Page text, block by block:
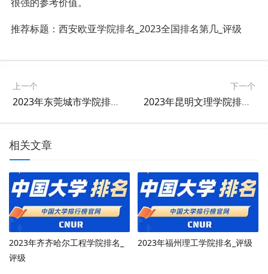
推荐标题： 西安欧亚学院排名 _2023全国排名第几_评级
上一个
2023年东莞城市学院排名_评级
下一个
2023年昆明文理学院排名_评级
相关文章
2023年齐齐哈尔工程学院排名_
评级
2023年福州理工学院排名_评级